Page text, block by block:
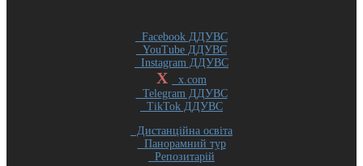
Facebook ДДУВС
YouTube ДДУВС
Instagram ДДУВС
X
x.com
Telegram ДДУВС
TikTok ДДУВС
Дистанційна освіта
Панорамний тур
Репозитарій